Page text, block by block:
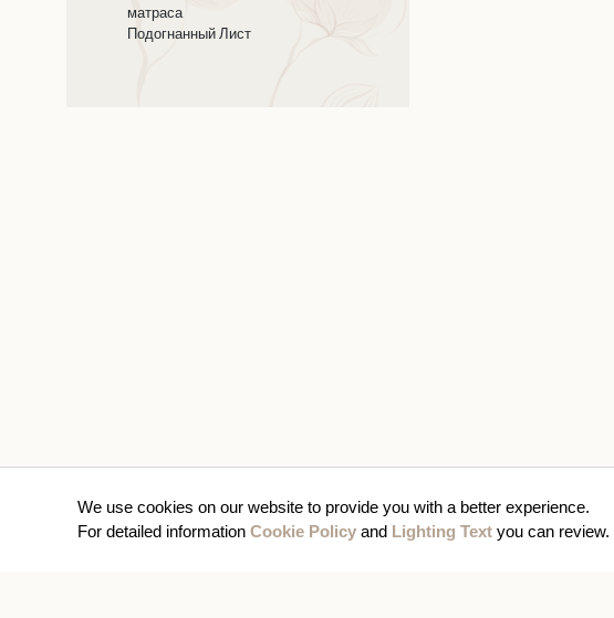
We use cookies on our website to provide you with a better experience.
For detailed information Cookie Policy and Lighting Text you can review.
матраса
Подогнанный Лист